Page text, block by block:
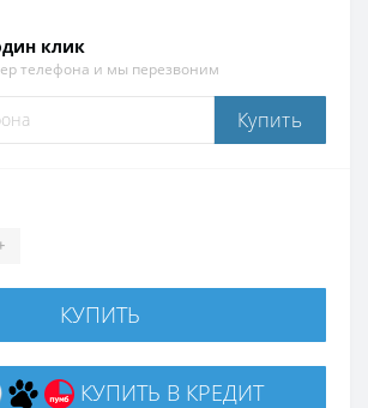
клик
телефона и мы перезвоним
Купить
КУПИТЬ
КУПИТЬ В КРЕДИТ